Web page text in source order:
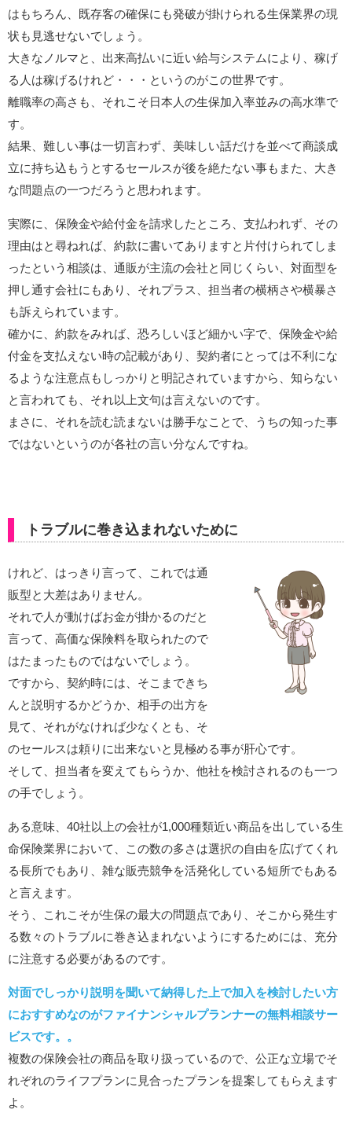
はもちろん、既存客の確保にも発破が掛けられる生保業界の現
状も見逃せないでしょう。
大きなノルマと、出来高払いに近い給与システムにより、稼げ
る人は稼げるけれど・・・というのがこの世界です。
離職率の高さも、それこそ日本人の生保加入率並みの高水準で
す。
結果、難しい事は一切言わず、美味しい話だけを並べて商談成
立に持ち込もうとするセールスが後を絶たない事もまた、大き
な問題点の一つだろうと思われます。
実際に、保険金や給付金を請求したところ、支払われず、その
理由はと尋ねれば、約款に書いてありますと片付けられてしま
ったという相談は、通販が主流の会社と同じくらい、対面型を
押し通す会社にもあり、それプラス、担当者の横柄さや横暴さ
も訴えられています。
確かに、約款をみれば、恐ろしいほど細かい字で、保険金や給
付金を支払えない時の記載があり、契約者にとっては不利にな
るような注意点もしっかりと明記されていますから、知らない
と言われても、それ以上文句は言えないのです。
まさに、それを読む読まないは勝手なことで、うちの知った事
ではないというのが各社の言い分なんですね。
トラブルに巻き込まれないために
けれど、はっきり言って、これでは通
販型と大差はありません。
それで人が動けばお金が掛かるのだと
言って、高価な保険料を取られたので
はたまったものではないでしょう。
ですから、契約時には、そこまできち
んと説明するかどうか、相手の出方を
見て、それがなければ少なくとも、そ
のセールスは頼りに出来ないと見極める事が肝心です。
そして、担当者を変えてもらうか、他社を検討されるのも一つ
の手でしょう。
ある意味、40社以上の会社が1,000種類近い商品を出している生
命保険業界において、この数の多さは選択の自由を広げてくれ
る長所でもあり、雑な販売競争を活発化している短所でもある
と言えます。
そう、これこそが生保の最大の問題点であり、そこから発生す
る数々のトラブルに巻き込まれないようにするためには、充分
に注意する必要があるのです。
対面でしっかり説明を聞いて納得した上で加入を検討したい方
におすすめなのがファイナンシャルプランナーの無料相談サー
ビスです。。
複数の保険会社の商品を取り扱っているので、公正な立場でそ
れぞれのライフプランに見合ったプランを提案してもらえます
よ。